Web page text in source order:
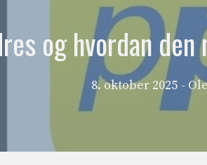
og hvordan
8. oktober 2025 -